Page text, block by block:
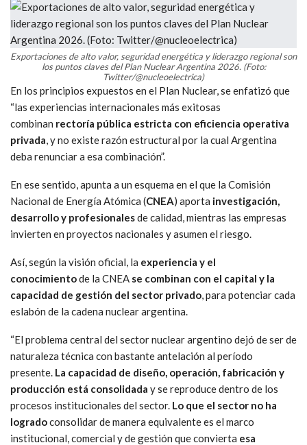
Exportaciones de alto valor, seguridad energética y liderazgo regional son
los puntos claves del Plan Nuclear Argentina 2026. (Foto:
Twitter/@nucleoelectrica)
En los principios expuestos en el Plan Nuclear, se enfatizó que
“las experiencias internacionales más exitosas
combinan rectoría pública estricta con eficiencia operativa
privada, y no existe razón estructural por la cual Argentina
deba renunciar a esa combinación”.
En ese sentido, apunta a un esquema en el que la Comisión
Nacional de Energía Atómica (CNEA) aporta investigación,
desarrollo y profesionalesde calidad, mientras las empresas
invierten en proyectos nacionales y asumen el riesgo.
Así, según la visión oficial, la experiencia y el
conocimientode la CNEA se combinan con el capital y la
capacidad de gestión del sector privado, para potenciar cada
eslabón de la cadena nuclear argentina.
“El problema central del sector nuclear argentino dejó de ser de
naturaleza técnica con bastante antelación al período
presente. La capacidad de diseño, operación, fabricación y
producción está consolidada y se reproduce dentro de los
procesos institucionales del sector. Lo que el sector no ha
logradoconsolidar de manera equivalente es el marco
institucional, comercial y de gestión que convierta esa